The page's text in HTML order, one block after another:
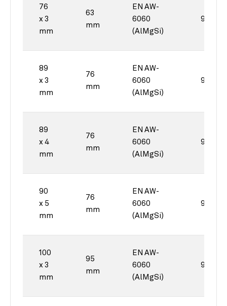
76
x 3
mm
63
mm
EN AW-
6060
(AlMgSi)
90°
89
x 3
mm
76
mm
EN AW-
6060
(AlMgSi)
90°
89
x 4
mm
76
mm
EN AW-
6060
(AlMgSi)
90°
90
x 5
mm
76
mm
EN AW-
6060
(AlMgSi)
90°
100
x 3
mm
95
mm
EN AW-
6060
(AlMgSi)
90°